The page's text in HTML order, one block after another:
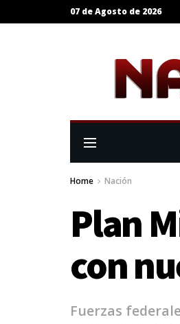
07 de Agosto de 2026
Home Nación
Plan
con
Fuerzas